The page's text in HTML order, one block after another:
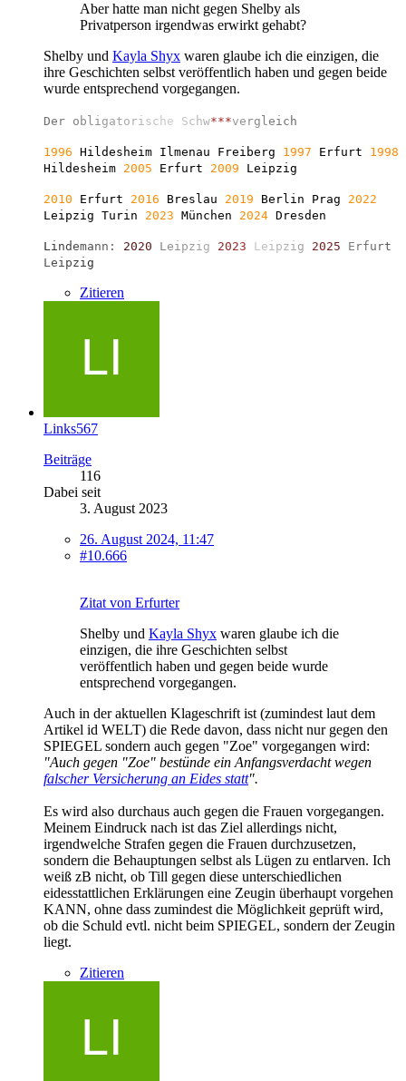
Aber hatte man nicht gegen Shelby als
Privatperson irgendwas erwirkt gehabt?
Shelby und Kayla Shyx waren glaube ich die einzigen, die
ihre Geschichten selbst veröffentlich haben und gegen beide
wurde entsprechend vorgegangen.
De r o bl i gato ri sc he Sc hw***ve rgl ei c h
1996 Hildesheim Ilmenau Freiberg 1997 Erfurt 1998
Hildesheim 2005 Erfurt 2009 Leipzig
2010 Erfurt 2016 Breslau 2019 Berlin Prag 2022
Leipzig Turin 2023 München 2024 Dresden
L i ndemann : 2020 L ei pzi g 2023 L ei pzi g 2025 E rfu rt
L ei pzi g
Zitieren
Links567
Beiträge
116
Dabei seit
3. August 2023
26. August 2024, 11:47
#10.666
Zitat von Erfurter
Shelby und Kayla Shyx waren glaube ich die
einzigen, die ihre Geschichten selbst
veröffentlich haben und gegen beide wurde
entsprechend vorgegangen.
Auch in der aktuellen Klageschrift ist (zumindest laut dem
Artikel id WELT) die Rede davon, dass nicht nur gegen den
SPIEGEL sondern auch gegen "Zoe" vorgegangen wird:
"Auch gegen "Zoe" bestünde ein Anfangsverdacht wegen
falscher Versicherung an Eides statt".
Es wird also durchaus auch gegen die Frauen vorgegangen.
Meinem Eindruck nach ist das Ziel allerdings nicht,
irgendwelche Strafen gegen die Frauen durchzusetzen,
sondern die Behauptungen selbst als Lügen zu entlarven. Ich
weiß zB nicht, ob Till gegen diese unterschiedlichen
eidesstattlichen Erklärungen eine Zeugin überhaupt vorgehen
KANN, ohne dass zumindest die Möglichkeit geprüft wird,
ob die Schuld evtl. nicht beim SPIEGEL, sondern der Zeugin
liegt.
Zitieren